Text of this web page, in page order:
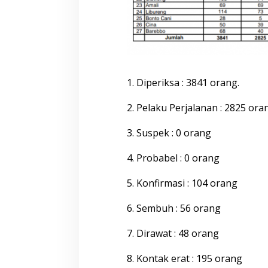
1. Diperiksa : 3841 orang.
2. Pelaku Perjalanan : 2825
3. Suspek : 0 orang
4. Probabel : 0 orang
5. Konfirmasi : 104 orang
6. Sembuh : 56 orang
7. Dirawat : 48 orang
8. Kontak erat : 195 orang